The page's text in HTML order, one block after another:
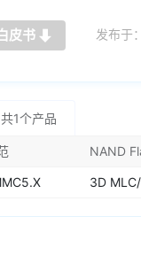
皮书 发布于
共1个产品
NAND
3D